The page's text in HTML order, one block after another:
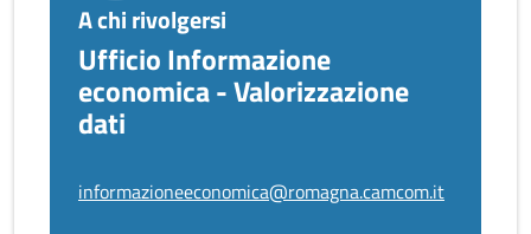
A chi rivolgersi
Ufficio Informazione
economica - Valorizzazione
dati
informazioneeconomica@romagna.camcom.it